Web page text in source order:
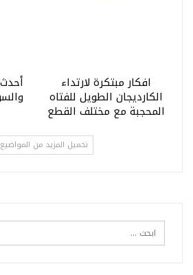
افكار مبتكرة لارتداء
الكارديجان الطويل للفتاه
المحجبة مع مختلف القطع
تحميل المزيد من المواضيع